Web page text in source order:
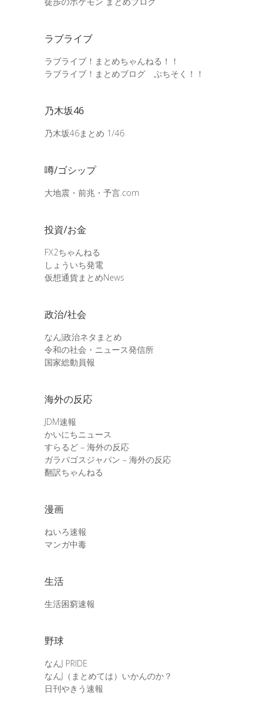
ラブライブ
ラブライブ！まとめちゃんねる！！
ラブライブ！まとめブログ ぷちそく！！
乃木坂46
乃木坂46まとめ 1/46
噂/ゴシップ
大地震・前兆・予言.com
投資/お金
FX2ちゃんねる
しょういち発電
仮想通貨まとめNews
政治/社会
なんJ政治ネタまとめ
令和の社会・ニュース発信所
国家総動員報
海外の反応
JDM速報
かいにちニュース
すらるど – 海外の反応
ガラパゴスジャパン – 海外の反応
翻訳ちゃんねる
漫画
ねいろ速報
マンガ中毒
生活
生活困窮速報
野球
なんJ PRIDE
なんJ（まとめては）いかんのか？
日刊やきう速報